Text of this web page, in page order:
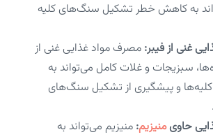
به کاهش خطر تشکیل سنگ‌های کلیه
غنی از فیبر: مصرف مواد غذایی غنی از
سبزیجات و غلات کامل می‌تواند به
و پیشگیری از تشکیل سنگ‌های
حاویمنیزیم: منیزیم می‌تواند به